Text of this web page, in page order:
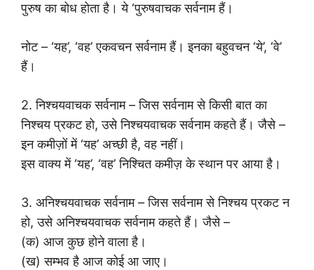
पुरुष का बोध होता है। ये ‘पुरुषवाचक सर्वनाम हैं।
नोट – ‘यह’, ‘वह’ एकवचन सर्वनाम हैं। इनका बहुवचन ‘ये’, ‘वे’
हैं।
2. निश्चयवाचक सर्वनाम – जिस सर्वनाम से किसी बात का
निश्चय प्रकट हो, उसे निश्चयवाचक सर्वनाम कहते हैं। जैसे –
इन कमीज़ों में ‘यह’ अच्छी है, वह नहीं।
इस वाक्य में ‘यह’, ‘वह’ निश्चित कमीज़ के स्थान पर आया है।
3. अनिश्चयवाचक सर्वनाम – जिस सर्वनाम से निश्चय प्रकट न
हो, उसे अनिश्चयवाचक सर्वनाम कहते हैं। जैसे –
(क) आज कुछ होने वाला है।
(ख) सम्भव है आज कोई आ जाए।